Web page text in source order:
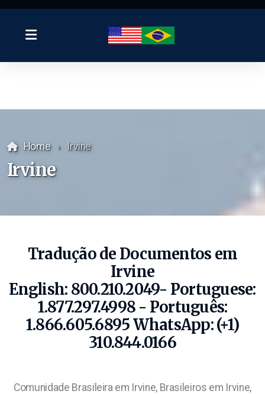
Home Irvine
Irvine
Tradução de Documentos em
Irvine
English: 800.210.2049- Portuguese:
1.877.297.4998 - Português:
1.866.605.6895 WhatsApp: (+1)
310.844.0166
Comunidade Brasileira em Irvine, Brasileiros em Irvine,